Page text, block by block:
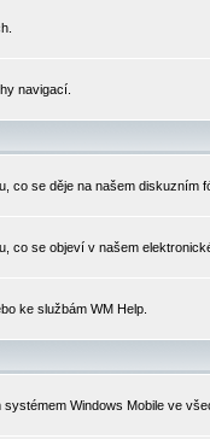
navigací.
co se děje na našem diskuzním
co se objeví v našem
ke službám WM Help.
Windows Mobile ve